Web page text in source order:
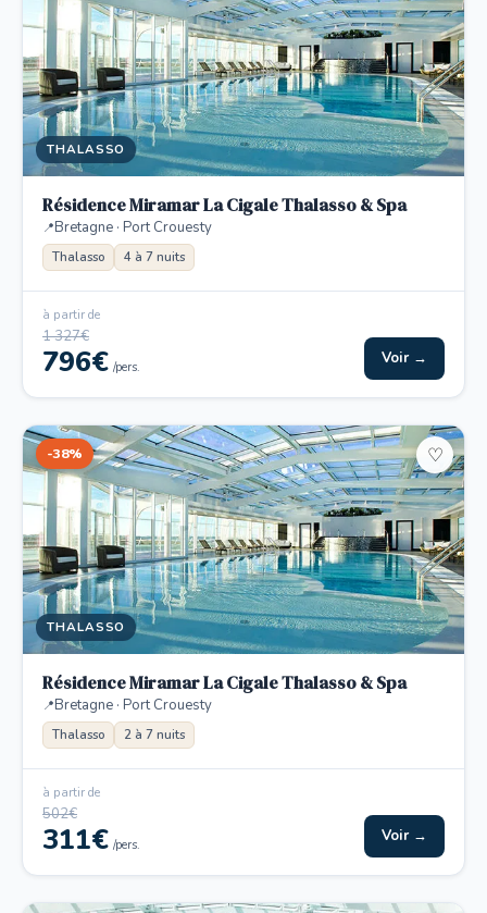
THALASSO
Résidence Miramar La Cigale Thalasso & Spa
Bretagne · Port Crouesty
Thalasso 4 à 7 nuits
à partir de
1 327€
796€ /pers. Voir →
-38%
THALASSO
♡
Résidence Miramar La Cigale Thalasso & Spa
Bretagne · Port Crouesty
Thalasso 2 à 7 nuits
à partir de
502€
311€ /pers. Voir →